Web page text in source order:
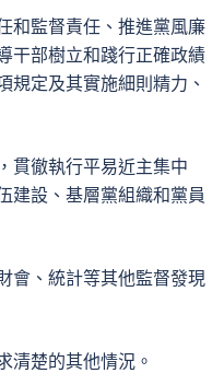
和監督責任、推進黨風廉
干部樹立和踐行正確政績
規定及其實施細則精力、
貫徹執行平易近主集中
建設、基層黨組織和黨員
會、統計等其他監督發現
清楚的其他情況。